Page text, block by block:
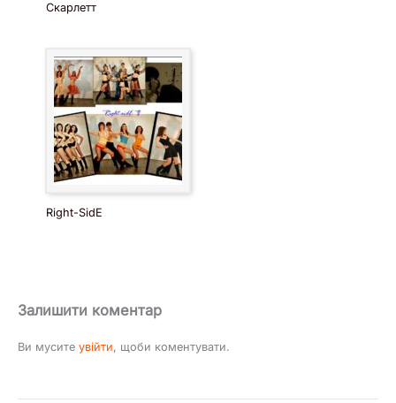
Скарлетт
Right-SidE
Залишити коментар
Ви мусите увійти, щоби коментувати.